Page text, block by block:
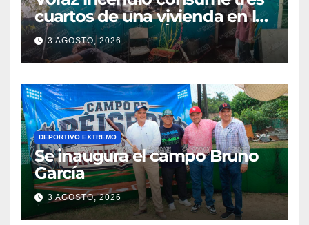
cuartos de una vivienda en la
colonia Manuel Ávila
Camacho
3 AGOSTO, 2026
DEPORTIVO EXTREMO
Se inaugura el campo Bruno
García
3 AGOSTO, 2026